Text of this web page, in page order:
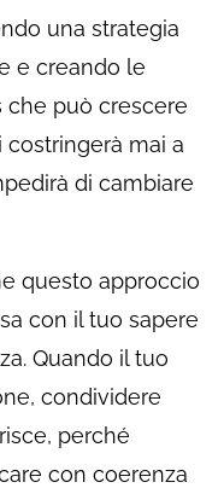
una strategia
e creando le
che può crescere
mai a
di cambiare
questo approccio
con il tuo sapere
Quando il tuo
condividere
perché
con coerenza